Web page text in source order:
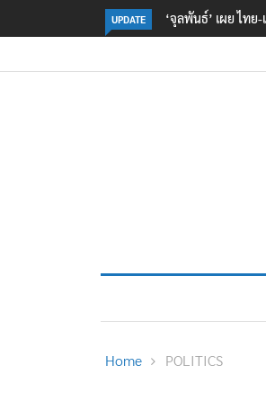
UPDATE
ม่ ขยายกรอบความร่วมมือ 5 ปี อธิบดีกรมอุทยานฯ​
กาศฯ
Home POLITICS